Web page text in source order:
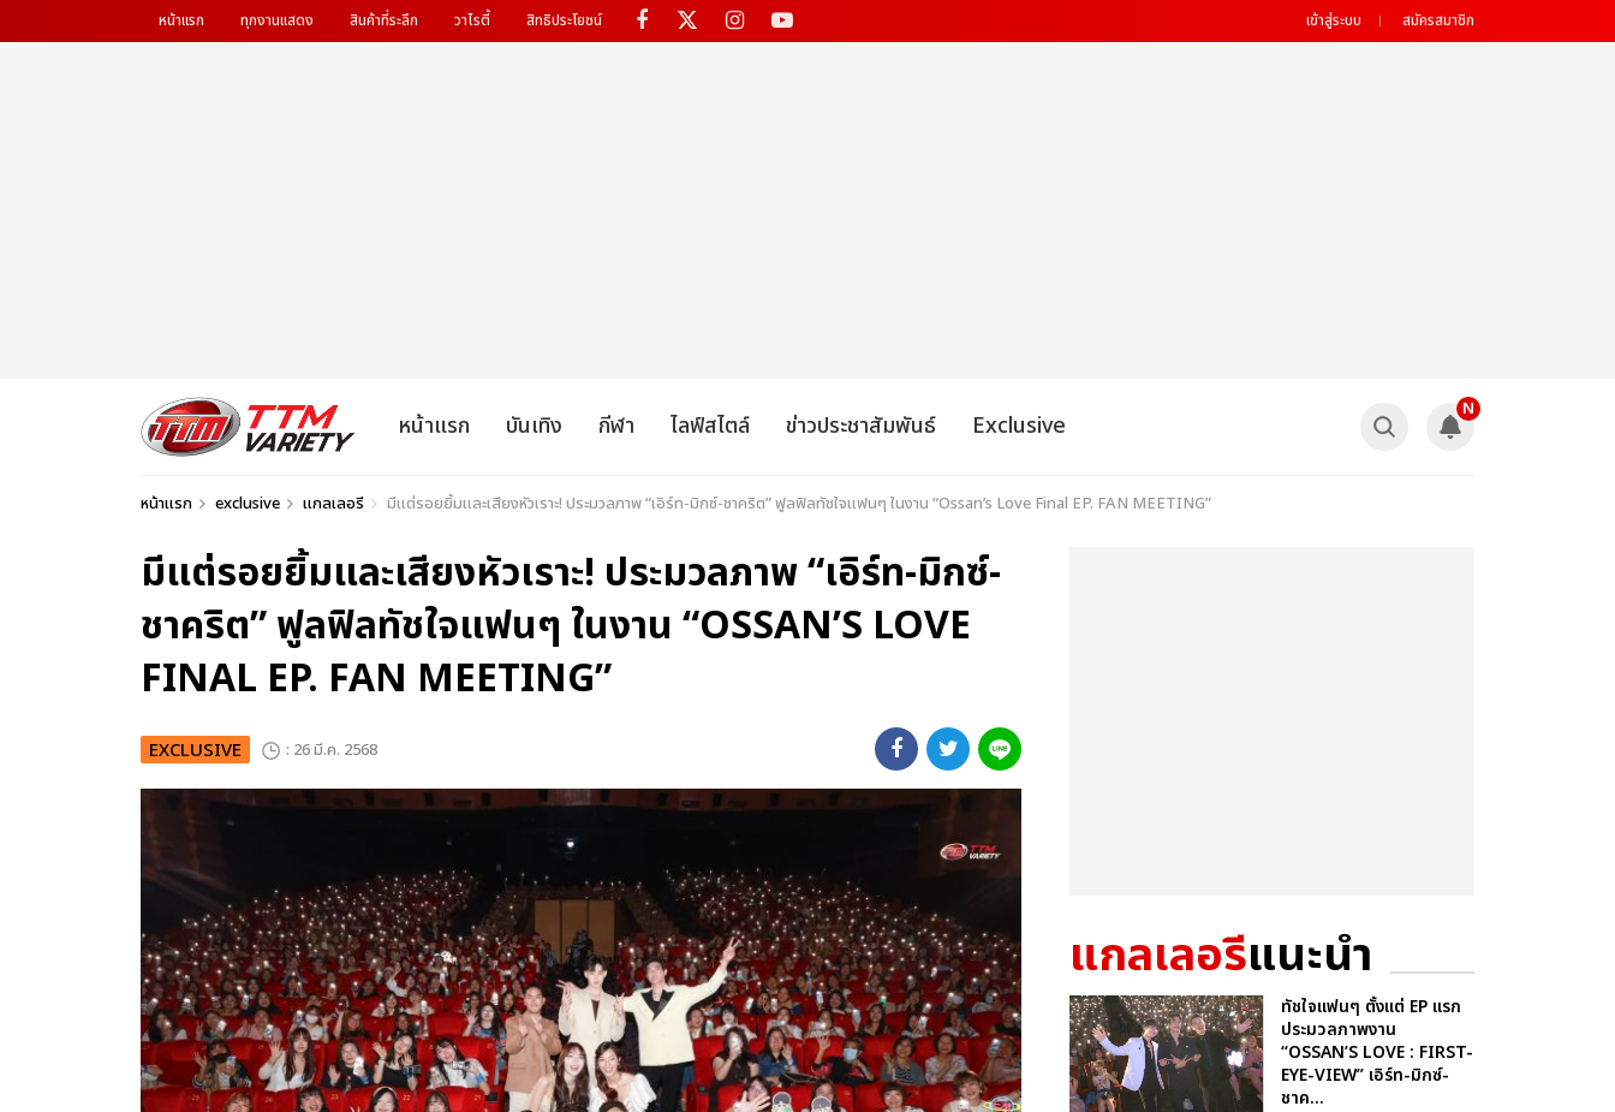
หน้าแรก ทุกงานแสดง สินค้าที่ระลึก วาไรตี้ สิทธิประโยชน์ เข้าสู่ระบบ สมัครสมาชิก
หน้าแรก บันเทิง กีฬา ไลฟ์สไตล์ ข่าวประชาสัมพันธ์ Exclusive
N
หน้าแรก exclusive แกลเลอรี มีแต่รอยยิ้มและเสียงหัวเราะ! ประมวลภาพ “เอิร์ท-มิกซ์-ชาคริต” ฟูลฟิลทัชใจแฟนๆ ในงาน “Ossan’s Love Final EP. FAN MEETING”
มีแต่รอยยิ้มและเสียงหัวเราะ! ประมวลภาพ “เอิร์ท-มิกซ์-
ชาคริต” ฟูลฟิลทัชใจแฟนๆ ในงาน “OSSAN’S LOVE
FINAL EP. FAN MEETING”
EXCLUSIVE : 26 มี.ค. 2568
แกลเลอรีแนะนำ
ทัชใจแฟนๆ ตั้งแต่ EP แรก
ประมวลภาพงาน
“OSSAN’S LOVE : FIRST-
EYE-VIEW” เอิร์ท-มิกซ์-
ชาค...